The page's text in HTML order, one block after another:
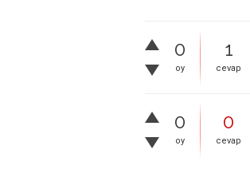
0
oy
1
cevap
0
oy
0
cevap